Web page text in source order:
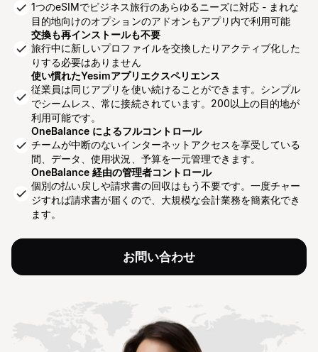
1つのeSIMでビジネス旅行のあらゆるニーズに対応 - まれな
目的地向けのオプションのアドオンもアプリ内で利用可能
交換も再インストールも不要
旅行中に新しいプロファイルを交換したりアクティブ化した
りする必要はありません
使い慣れたYesimアプリエクスペリエンス
従業員は同じアプリを使い続けることができます。シンプル
でシームレス、常に接続されています。200以上の目的地が
利用可能です。
OneBalance によるフルコントロール
チームが中断のないインターネットアクセスを享受している
間、データ、使用状況、予算を一元管理できます。
OneBalance 経由の管理者コントロール
個別の払い戻しや請求書の回収はもう不要です。一度チャー
ジすれば請求書が届くので、大規模な会計業務を簡素化でき
ます。
お問い合わせ